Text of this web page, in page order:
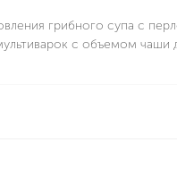
грибного супа с
с объемом чаши